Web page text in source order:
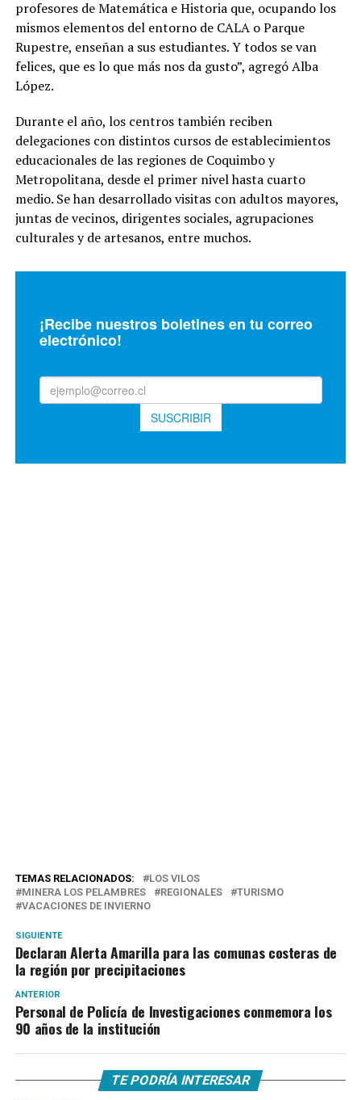
profesores de Matemática e Historia que, ocupando los
mismos elementos del entorno de CALA o Parque
Rupestre, enseñan a sus estudiantes. Y todos se van
felices, que es lo que más nos da gusto”, agregó Alba
López.
Durante el año, los centros también reciben
delegaciones con distintos cursos de establecimientos
educacionales de las regiones de Coquimbo y
Metropolitana, desde el primer nivel hasta cuarto
medio. Se han desarrollado visitas con adultos mayores,
juntas de vecinos, dirigentes sociales, agrupaciones
culturales y de artesanos, entre muchos.
TEMAS RELACIONADOS:
LOS VILOS
MINERA LOS PELAMBRES
REGIONALES
TURISMO
VACACIONES DE INVIERNO
SIGUIENTE
Declaran Alerta Amarilla para las comunas costeras de
la región por precipitaciones
ANTERIOR
Personal de Policía de Investigaciones conmemora los
90 años de la institución
TE PODRÍA INTERESAR